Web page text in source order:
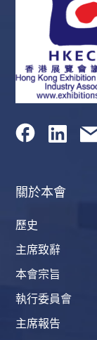
關於本會
歷史
主席致辭
本會宗旨
執行委員會
主席報告